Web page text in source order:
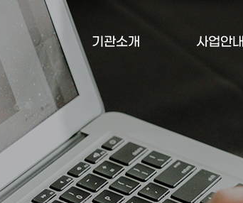
기관소개 사업안내